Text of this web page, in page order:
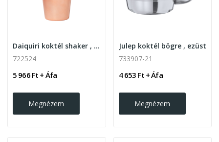
Daiquiri koktél shaker , rózsaszín
722524
5 966 Ft + Áfa
Megnézem
Julep koktél bögre , ezüst
733907-21
4 653 Ft + Áfa
Megnézem